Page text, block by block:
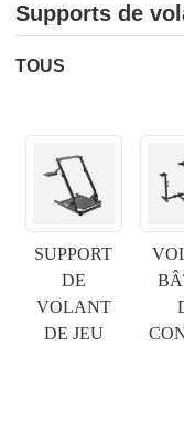
Supports de
TOUS
SUPPORT
DE
VOLANT
DE JEU